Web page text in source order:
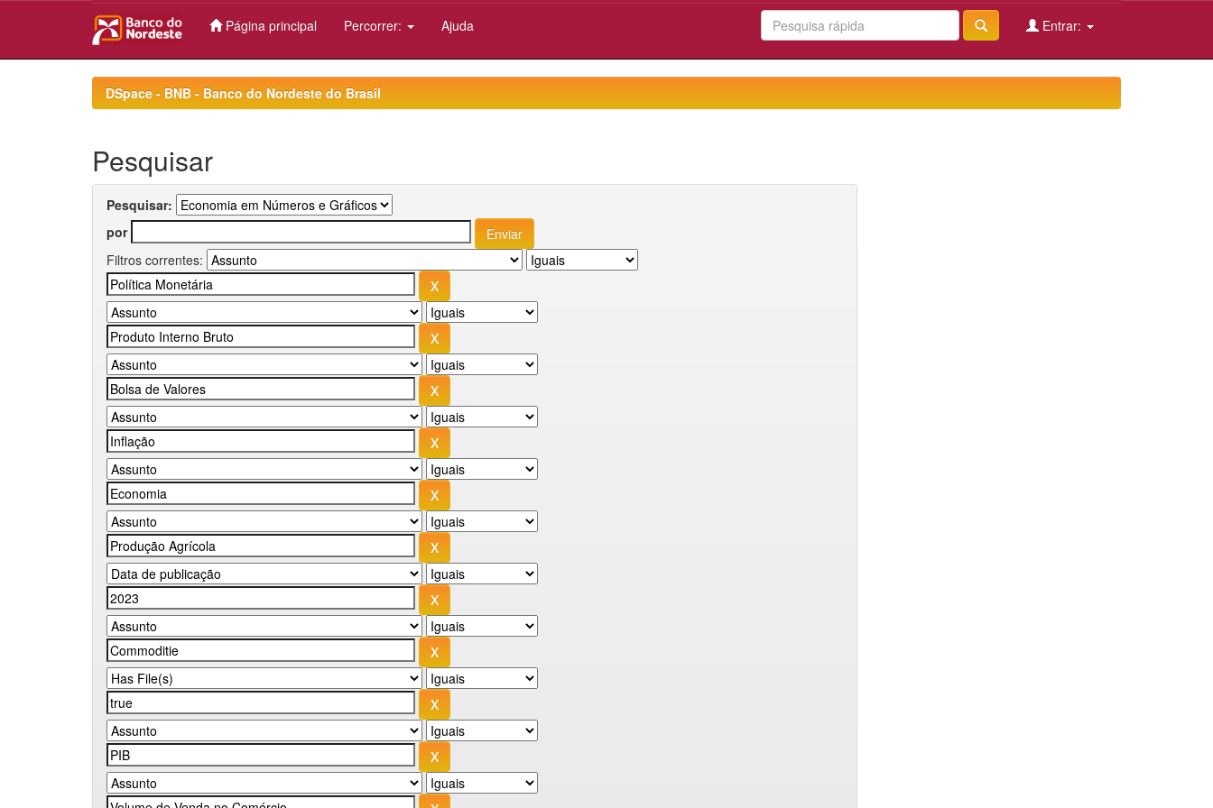
Página principal Percorrer: Ajuda Entrar:
DSpace - BNB - Banco do Nordeste do Brasil
Pesquisar
Pesquisar:
por
Filtros correntes: